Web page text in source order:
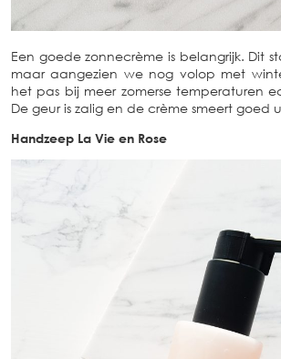
Een goede zonnecrème is belangrijk. Dit
maar aangezien we nog volop met
het pas bij meer zomerse temperaturen
De geur is zalig en de crème smeert goed
Handzeep La Vie en Rose